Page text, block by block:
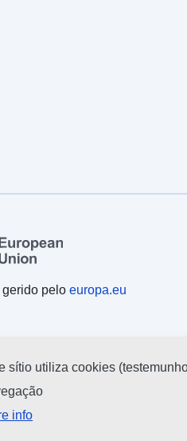
gerido pelo europa.eu
sítio utiliza cookies
info